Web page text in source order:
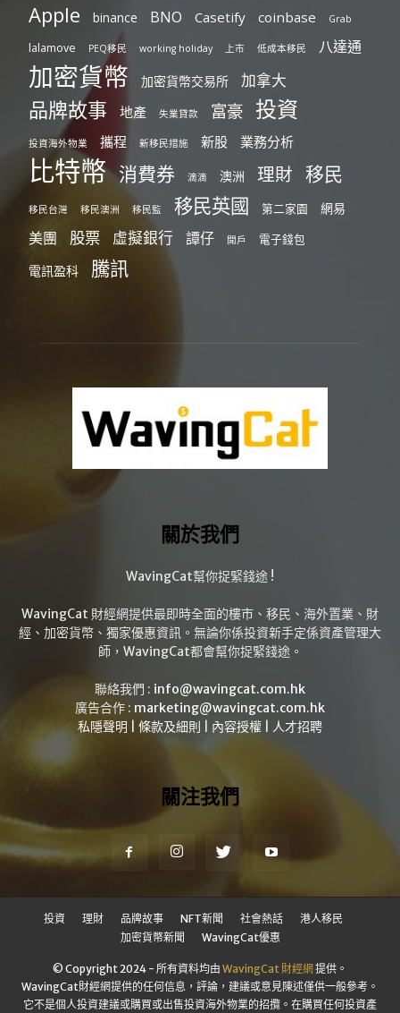
Apple binance BNO Casetify coinbase Grab
lalamove PEQ移民 working holiday 上市 低成本移民 八達通
加密貨幣 加密貨幣交易所 加拿大
品牌故事 地產 失業貸款 富豪 投資
投資海外物業 攜程 新移民措施 新股 業務分析
比特幣 消費券 滴滴 澳洲 理財 移民
移民台灣 移民澳洲 移民監 移民英國 第二家園 網易
美團 股票 虛擬銀行 譚仔 開戶 電子錢包
電訊盈科 騰訊
關於我們
WavingCat幫你捉緊錢途 !
WavingCat 財經網提供最即時全面的樓市、移民、海外置業、財
經、加密貨幣、獨家優惠資訊。無論你係投資新手定係資產管理大
師，WavingCat都會幫你捉緊錢途。
聯絡我們 : info@wavingcat.com.hk
廣告合作 : marketing@wavingcat.com.hk
私隱聲明
條款及細則 內容授權 人才招聘
關注我們
投資 理財 品牌故事 NFT新聞 社會熱話
港人移民
加密貨幣新聞
WavingCat優惠
© Copyright 2024 - 所有資料均由 WavingCat 財經網提供。
WavingCat財經網提供的任何信息，評論，建議或意見陳述僅供一般參考。
它不是個人投資建議或購買或出售投資海外物業的招攬。在購買任何投資產